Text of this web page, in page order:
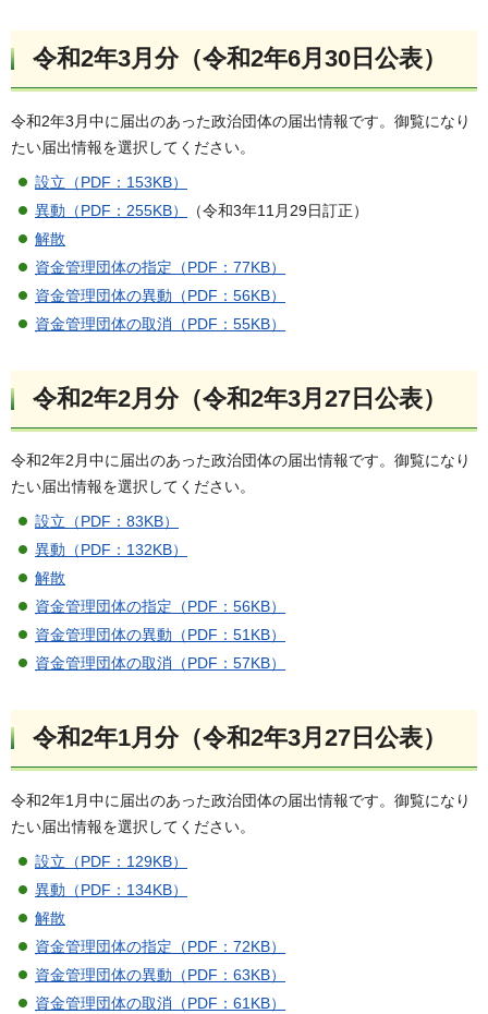
令和2年3月分（令和2年6月30日公表）
令和2年3月中に届出のあった政治団体の届出情報です。御覧になり
たい届出情報を選択してください。
設立（PDF：153KB）
異動（PDF：255KB）
（令和3年11月29日訂正）
解散
資金管理団体の指定（PDF：77KB）
資金管理団体の異動（PDF：56KB）
資金管理団体の取消（PDF：55KB）
令和2年2月分（令和2年3月27日公表）
令和2年2月中に届出のあった政治団体の届出情報です。御覧になり
たい届出情報を選択してください。
設立（PDF：83KB）
異動（PDF：132KB）
解散
資金管理団体の指定（PDF：56KB）
資金管理団体の異動（PDF：51KB）
資金管理団体の取消（PDF：57KB）
令和2年1月分（令和2年3月27日公表）
令和2年1月中に届出のあった政治団体の届出情報です。御覧になり
たい届出情報を選択してください。
設立（PDF：129KB）
異動（PDF：134KB）
解散
資金管理団体の指定（PDF：72KB）
資金管理団体の異動（PDF：63KB）
資金管理団体の取消（PDF：61KB）